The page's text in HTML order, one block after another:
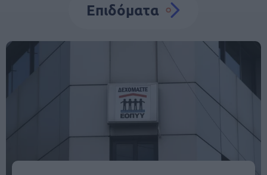
Επιδόματα